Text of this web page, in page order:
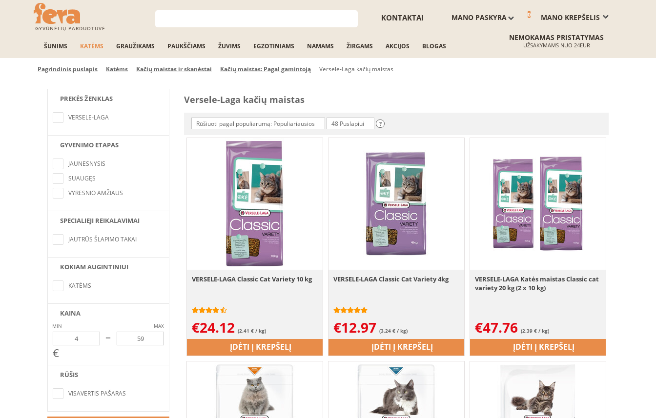
GYVŪNĖLIŲ PARDUOTUVĖ
MANO KREPŠELIS
0
MANO PASKYRA
KONTAKTAI
ŠUNIMS KATĖMS GRAUŽIKAMS PAUKŠČIAMS ŽUVIMS EGZOTINIAMS NAMAMS ŽIRGAMS AKCIJOS BLOGAS
NEMOKAMAS PRISTATYMAS
UŽSAKYMAMS NUO 24EUR
Pagrindinis puslapis Katėms Kačių maistas ir skanėstai Kačių maistas: Pagal gamintoją Versele-Laga kačių maistas
PREKĖS ŽENKLAS
kriterijus
VERSELE-LAGA
GYVENIMO ETAPAS
kriterijus
JAUNESNYSIS
SUAUGĘS
VYRESNIO AMŽIAUS
SPECIALIEJI REIKALAVIMAI
kriterijus
JAUTRŪS ŠLAPIMO TAKAI
KOKIAM AUGINTINIUI
KATĖMS
KAINA
MIN MAX
–
€
RŪŠIS
kriterijus
VISAVERTIS PAŠARAS
Versele-Laga kačių maistas
Rūšiuoti pagal populiarumą: Populiariausios 48 Puslapiui ?
VERSELE-LAGA Classic Cat Variety 10 kg
€24.12 (2.41 € / kg)
ĮDĖTI Į KREPŠELĮ
VERSELE-LAGA Classic Cat Variety 4kg
€12.97 (3.24 € / kg)
ĮDĖTI Į KREPŠELĮ
VERSELE-LAGA Katės maistas Classic cat
variety 20 kg (2 x 10 kg)
€47.76 (2.39 € / kg)
ĮDĖTI Į KREPŠELĮ